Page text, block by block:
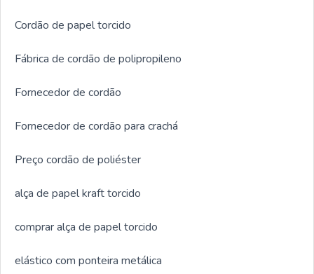
Cordão de papel torcido
Fábrica de cordão de polipropileno
Fornecedor de cordão
Fornecedor de cordão para crachá
Preço cordão de poliéster
alça de papel kraft torcido
comprar alça de papel torcido
elástico com ponteira metálica